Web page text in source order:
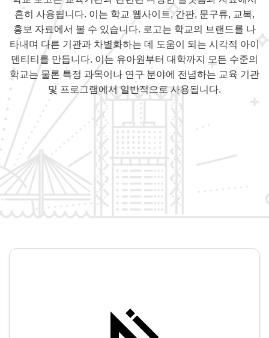
흔히 사용됩니다. 이는 학교 웹사이트, 간판, 문구류, 교복,
홍보 자료에서 볼 수 있습니다. 로고는 학교의 브랜드를 나
타내며 다른 기관과 차별화하는 데 도움이 되는 시각적 아이
덴티티를 만듭니다. 이는 유아원부터 대학까지 모든 수준의
학교는 물론 특정 과목이나 연구 분야에 전념하는 교육 기관
및 프로그램에서 일반적으로 사용됩니다.